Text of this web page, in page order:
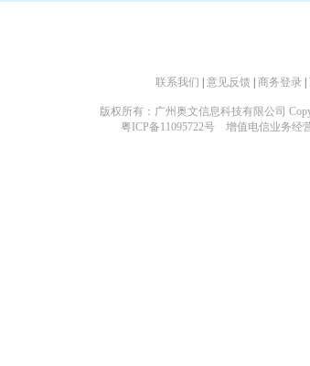
联系我们 意见反馈 商务登录
版权所有：广州奥文信息科技有限公司
粤ICP备11095722号
增值电信业务经